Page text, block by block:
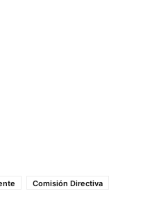
Comisión Directiva